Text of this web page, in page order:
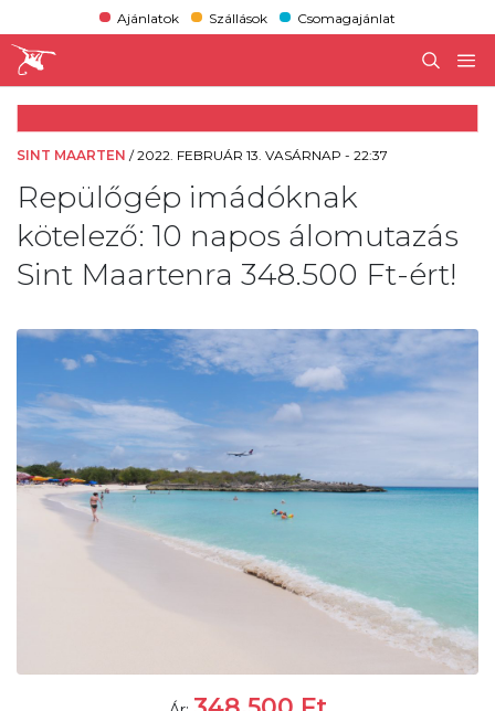
Ajánlatok Szállások Csomagajánlat
SINT MAARTEN /2022. FEBRUÁR 13. VASÁRNAP - 22:37
Repülőgép imádóknak
kötelező: 10 napos álomutazás
Sint Maartenra 348.500 Ft-ért!